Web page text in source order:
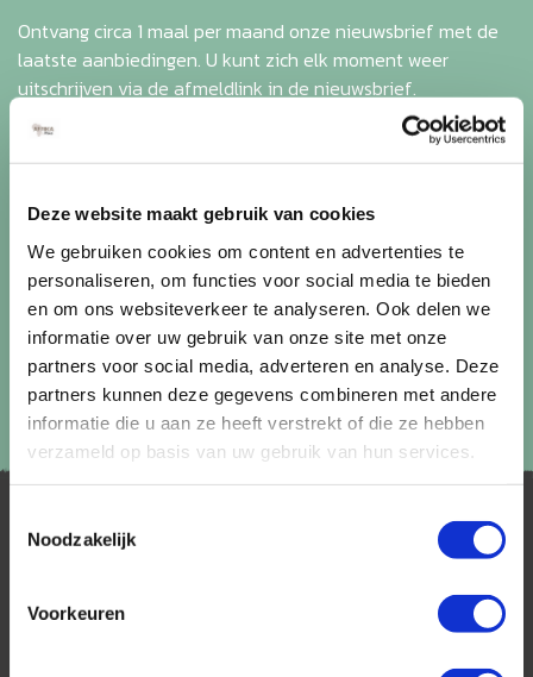
Deze website maakt gebruik van cookies
We gebruiken cookies om content en advertenties te
personaliseren, om functies voor social media te bieden
en om ons websiteverkeer te analyseren. Ook delen we
informatie over uw gebruik van onze site met onze
partners voor social media, adverteren en analyse. Deze
partners kunnen deze gegevens combineren met andere
informatie die u aan ze heeft verstrekt of die ze hebben
verzameld op basis van uw gebruik van hun services.
Noodzakelijk
Voorkeuren
Ontvang circa 1 maal per maand onze nieuwsbrief met de
laatste aanbiedingen. U kunt zich elk moment weer
uitschrijven via de afmeldlink in de nieuwsbrief.
gegevens.